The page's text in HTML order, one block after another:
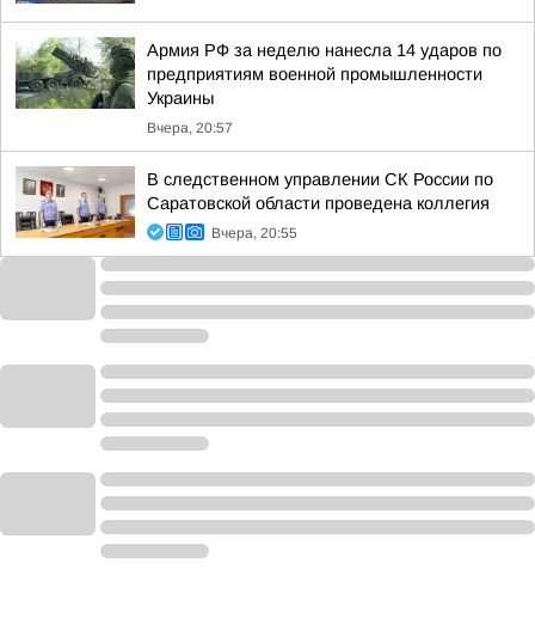
Армия РФ за неделю нанесла 14 ударов по
предприятиям военной промышленности
Украины
Вчера, 20:57
В следственном управлении СК России по
Саратовской области проведена коллегия
Вчера, 20:55